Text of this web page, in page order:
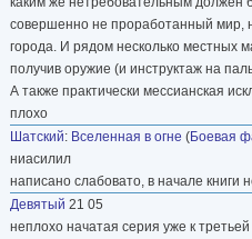
совершенно не проработанный мир,
города. И рядом несколько местных
получив оружие (и инструктаж на
А также практически мессианская
плохо
Шатский: Вселенная в огне (Боевая
ниасилил
написано слабовато, в начале книги
Девятый 21 05
неплохо начатая серия уже к